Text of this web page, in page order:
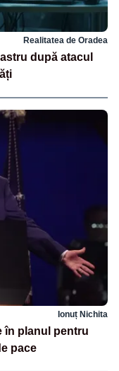
Realitatea de Oradea
după atacul
Ionuț Nichita
în planul pentru
pace